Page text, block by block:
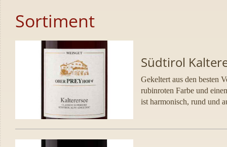
Sortiment
Südtirol
Gekeltert aus den besten
rubinroten Farbe und
ist harmonisch, rund und